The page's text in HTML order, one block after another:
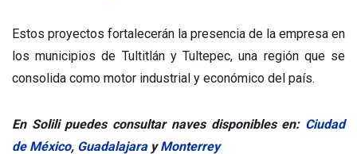
Estos proyectos fortalecerán la presencia de la empresa en
los municipios de Tultitlán y Tultepec, una región que se
consolida como motor industrial y económico del país.
En Solili puedes consultar naves disponibles en: Ciudad
de México, GuadalajarayMonterrey